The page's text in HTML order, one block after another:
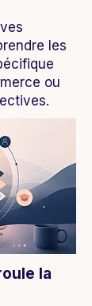
les
ou
la